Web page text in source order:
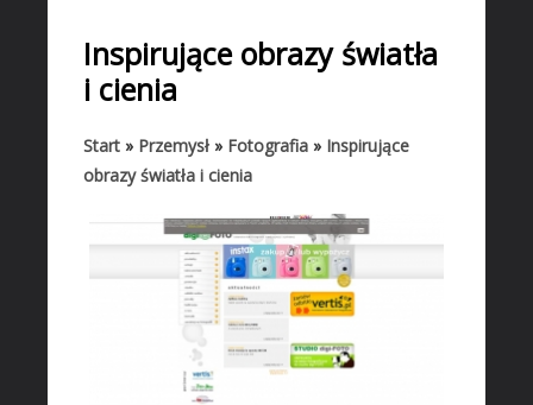
BIZNES
Biura Rachunkowe
Doradztwo
Drukarnie
Hurtownie
Kredyty, Leasing
Banki, Przelewy, Waluty, Kantory
Inspirujące obrazy światła
i cienia
Start » Przemysł » Fotografia » Inspirujące
obrazy światła i cienia